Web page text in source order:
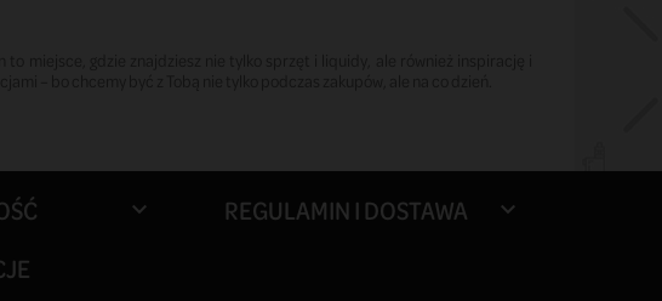
 REGULAMIN I DOSTAWA 